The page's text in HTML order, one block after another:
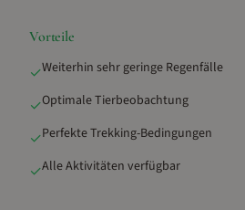
Vorteile
✓Weiterhin sehr geringe Regenfälle
✓Optimale Tierbeobachtung
✓Perfekte Trekking-Bedingungen
✓Alle Aktivitäten verfügbar